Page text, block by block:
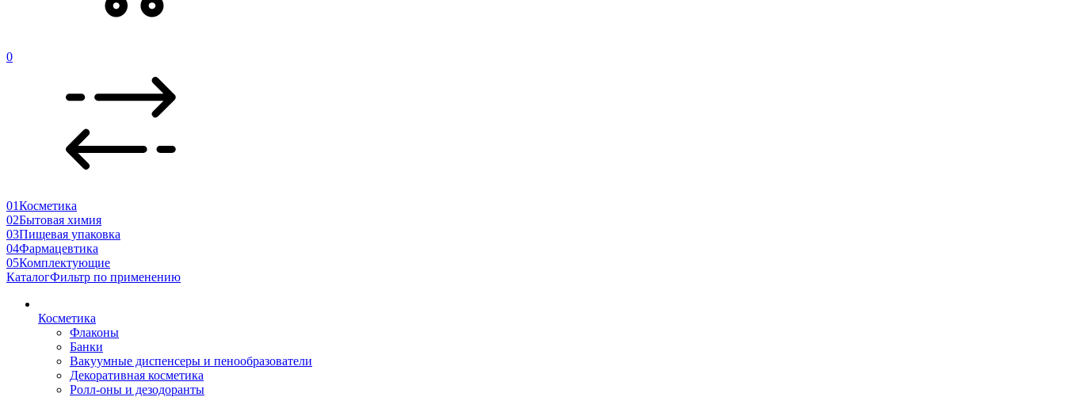
0
01Косметика
02Бытовая химия
03Пищевая упаковка
04Фармацевтика
05Комплектующие
КаталогФильтр по применению
Косметика
Флаконы
Банки
Вакуумные диспенсеры и пенообразователи
Декоративная косметика
Ролл-оны и дезодоранты